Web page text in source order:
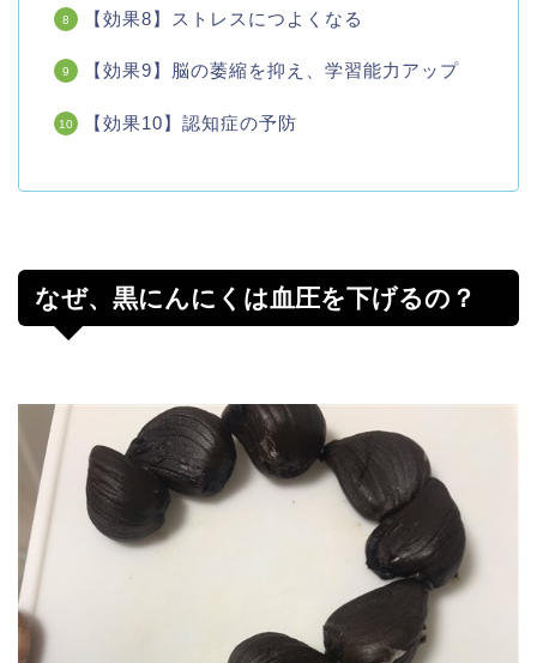
【効果8】ストレスにつよくなる
【効果9】脳の萎縮を抑え、学習能力アップ
【効果10】認知症の予防
なぜ、黒にんにくは血圧を下げるの？